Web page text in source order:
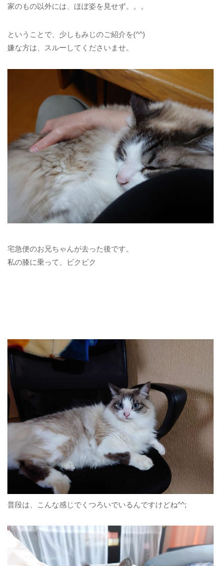
家のもの以外には、ほぼ姿を見せず。。。
ということで、少しもみじのご紹介を(^^)
嫌な方は、スルーしてくださいませ。
宅急便のお兄ちゃんが去った後です。
私の膝に乗って、ビクビク
普段は、こんな感じでくつろいでいるんですけどね^^;